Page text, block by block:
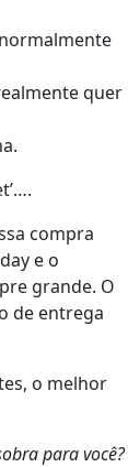
quer
compra
e o
grande. O
de entrega
o melhor
para você?